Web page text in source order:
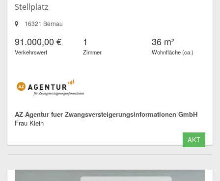
Stellplatz
16321 Bernau
91.000,00 €
Verkehrswert
1
Zimmer
36 m²
Wohnfläche (ca.)
AZ Agentur fuer Zwangsversteigerungsinformationen GmbH
Frau Klein
AKT